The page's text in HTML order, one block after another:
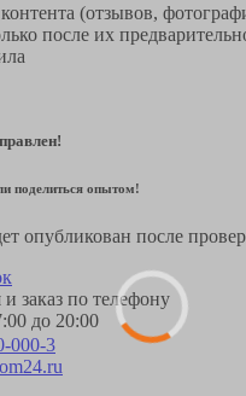
(отзывов,
после их
поделиться опытом!
опубликован после
заказ по телефону
до 20:00
000-3